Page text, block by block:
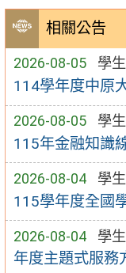
相關公告
2026-08-05 學
114學年度中原
2026-08-05 學
115年金融知識
2026-08-04 學
115學年度全國
2026-08-04 學
年度主題式服務